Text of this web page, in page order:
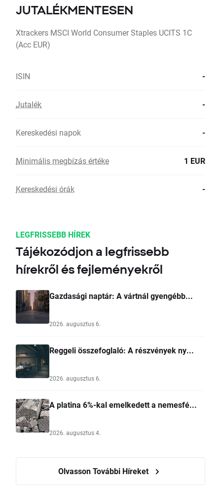
JUTALÉKMENTESEN
Xtrackers MSCI World Consumer Staples UCITS 1C
(Acc EUR)
ISIN -
Jutalék -
Kereskedési napok -
Minimális megbízás értéke 1 EUR
Kereskedési órák -
LEGFRISSEBB HÍREK
Tájékozódjon a legfrissebb
hírekről és fejleményekről
Gazdasági naptár: A vártnál gyengébb...
2026. augusztus 6.
Reggeli összefoglaló: A részvények ny...
2026. augusztus 6.
A platina 6%-kal emelkedett a nemesfé...
2026. augusztus 4.
Olvasson További Híreket